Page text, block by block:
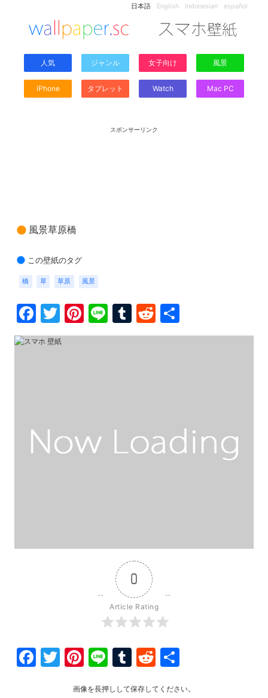
日本語 English Indonesian español
人気 ジャンル 女子向け 風景
iPhone タブレット Watch Mac PC
スポンサーリンク
風景草原橋
この壁紙のタグ
橋 草 草原 風景
Facebook
Twitter
Pinterest
LineTumblr
Reddit
有
0
Article Rating
Facebook
Twitter
Pinterest
LineTumblr
Reddit
画像を長押しして保存してください。